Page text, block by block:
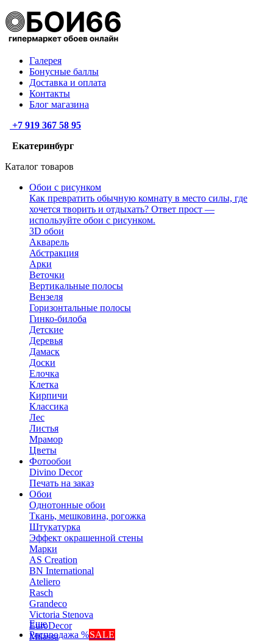
Галерея
Бонусные баллы
Доставка и оплата
Контакты
Блог магазина
+7 919 367 58 95
Екатеринбург
Каталог товаров
Обои с рисунком
Как превратить обычную комнату в место силы, где
хочется творить и отдыхать? Ответ прост —
используйте обои с рисунком.
3D обои
Акварель
Абстракция
Арки
Веточки
Вертикальные полосы
Вензеля
Горизонтальные полосы
Гинко-билоба
Детские
Деревья
Дамаск
Доски
Елочка
Клетка
Кирпичи
Классика
Лес
Листья
Мрамор
Цветы
Фотообои
Divino Decor
Печать на заказ
Обои
Однотонные обои
Ткань, мешковина, рогожка
Штукатурка
Эффект окрашенной стены
Марки
AS Creation
BN International
Ateliero
Rasch
Grandeco
Victoria Stenova
EuroDecor
Milassa
Еще
Распродажа %SALE